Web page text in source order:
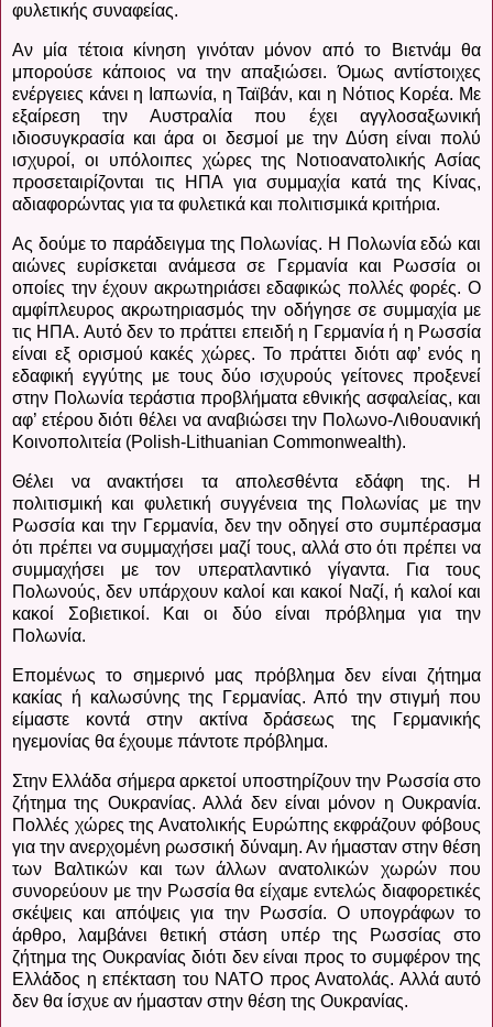
φυλετικής συναφείας.
Αν μία τέτοια κίνηση γινόταν μόνον από το Βιετνάμ θα
μπορούσε κάποιος να την απαξιώσει. Όμως αντίστοιχες
ενέργειες κάνει η Ιαπωνία, η Ταϊβάν, και η Νότιος Κορέα. Με
εξαίρεση την Αυστραλία που έχει αγγλοσαξωνική
ιδιοσυγκρασία και άρα οι δεσμοί με την Δύση είναι πολύ
ισχυροί, οι υπόλοιπες χώρες της Νοτιοανατολικής Ασίας
προσεταιρίζονται τις ΗΠΑ για συμμαχία κατά της Κίνας,
αδιαφορώντας για τα φυλετικά και πολιτισμικά κριτήρια.
Ας δούμε το παράδειγμα της Πολωνίας. Η Πολωνία εδώ και
αιώνες ευρίσκεται ανάμεσα σε Γερμανία και Ρωσσία οι
οποίες την έχουν ακρωτηριάσει εδαφικώς πολλές φορές. Ο
αμφίπλευρος ακρωτηριασμός την οδήγησε σε συμμαχία με
τις ΗΠΑ. Αυτό δεν το πράττει επειδή η Γερμανία ή η Ρωσσία
είναι εξ ορισμού κακές χώρες. Το πράττει διότι αφ’ ενός η
εδαφική εγγύτης με τους δύο ισχυρούς γείτονες προξενεί
στην Πολωνία τεράστια προβλήματα εθνικής ασφαλείας, και
αφ’ ετέρου διότι θέλει να αναβιώσει την Πολωνο-Λιθουανική
Κοινοπολιτεία (Polish-Lithuanian Commonwealth).
Θέλει να ανακτήσει τα απολεσθέντα εδάφη της. Η
πολιτισμική και φυλετική συγγένεια της Πολωνίας με την
Ρωσσία και την Γερμανία, δεν την οδηγεί στο συμπέρασμα
ότι πρέπει να συμμαχήσει μαζί τους, αλλά στο ότι πρέπει να
συμμαχήσει με τον υπερατλαντικό γίγαντα. Για τους
Πολωνούς, δεν υπάρχουν καλοί και κακοί Ναζί, ή καλοί και
κακοί Σοβιετικοί. Και οι δύο είναι πρόβλημα για την
Πολωνία.
Επομένως το σημερινό μας πρόβλημα δεν είναι ζήτημα
κακίας ή καλωσύνης της Γερμανίας. Από την στιγμή που
είμαστε κοντά στην ακτίνα δράσεως της Γερμανικής
ηγεμονίας θα έχουμε πάντοτε πρόβλημα.
Στην Ελλάδα σήμερα αρκετοί υποστηρίζουν την Ρωσσία στο
ζήτημα της Ουκρανίας. Αλλά δεν είναι μόνον η Ουκρανία.
Πολλές χώρες της Ανατολικής Ευρώπης εκφράζουν φόβους
για την ανερχομένη ρωσσική δύναμη. Αν ήμασταν στην θέση
των Βαλτικών και των άλλων ανατολικών χωρών που
συνορεύουν με την Ρωσσία θα είχαμε εντελώς διαφορετικές
σκέψεις και απόψεις για την Ρωσσία. Ο υπογράφων το
άρθρο, λαμβάνει θετική στάση υπέρ της Ρωσσίας στο
ζήτημα της Ουκρανίας διότι δεν είναι προς το συμφέρον της
Ελλάδος η επέκταση του ΝΑΤΟ προς Ανατολάς. Αλλά αυτό
δεν θα ίσχυε αν ήμασταν στην θέση της Ουκρανίας.